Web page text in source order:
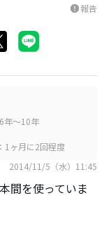
report報告
年～10年
1ヶ月に2回程度
2014/11/5（水）11:45
間を使っていま